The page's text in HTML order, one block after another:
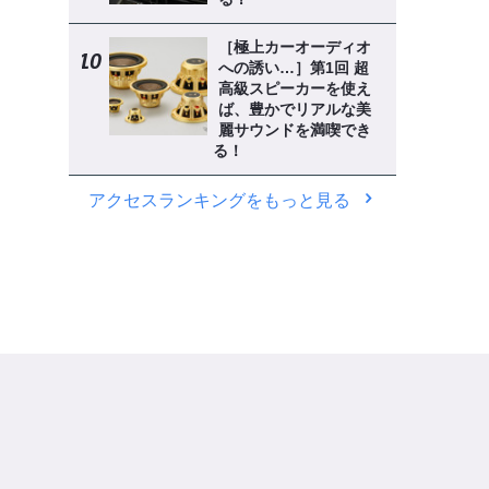
［極上カーオーディオ
への誘い…］第1回 超
高級スピーカーを使え
ば、豊かでリアルな美
麗サウンドを満喫でき
る！
アクセスランキングをもっと見る